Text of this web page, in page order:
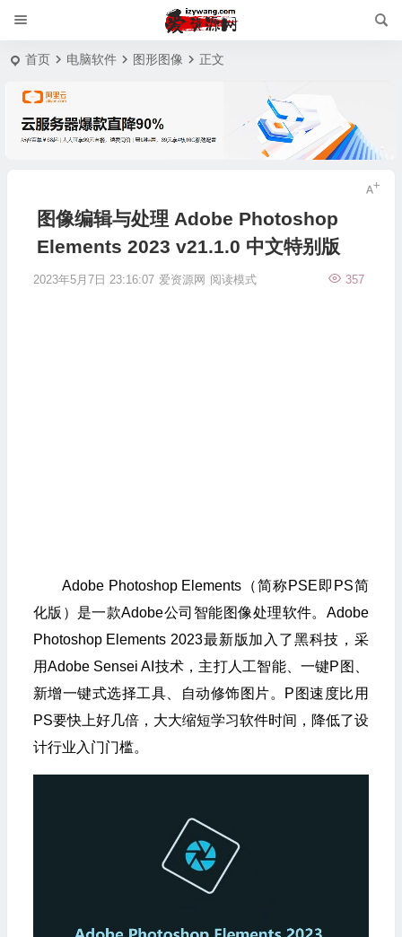
首页 电脑软件 图形图像 正文
图像编辑与处理 Adobe Photoshop
Elements 2023 v21.1.0 中文特别版
2023年5月7日 23:16:07 爱资源网 357
阅读模式
Adobe Photoshop Elements（简称PSE即PS简
化版）是一款Adobe公司智能图像处理软件。Adobe
Photoshop Elements 2023最新版加入了黑科技，采
用Adobe Sensei AI技术，主打人工智能、一键P图、
新增一键式选择工具、自动修饰图片。P图速度比用
PS要快上好几倍，大大缩短学习软件时间，降低了设
计行业入门门槛。